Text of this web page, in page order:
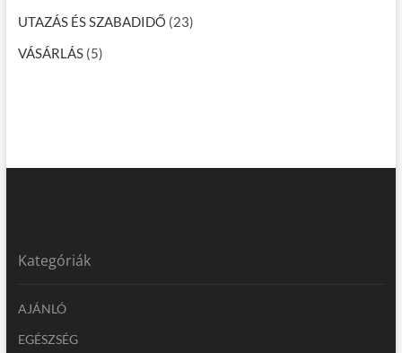
UTAZÁS ÉS SZABADIDŐ (23)
VÁSÁRLÁS(5)
Kategóriák
AJÁNLÓ
EGÉSZSÉG